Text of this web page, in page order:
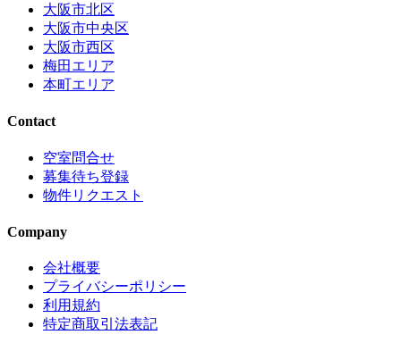
大阪市北区
大阪市中央区
大阪市西区
梅田エリア
本町エリア
Contact
空室問合せ
募集待ち登録
物件リクエスト
Company
会社概要
プライバシーポリシー
利用規約
特定商取引法表記